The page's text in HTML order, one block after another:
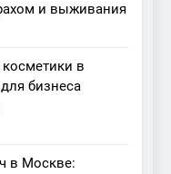
и выживания
в
бизнеса
в Москве: